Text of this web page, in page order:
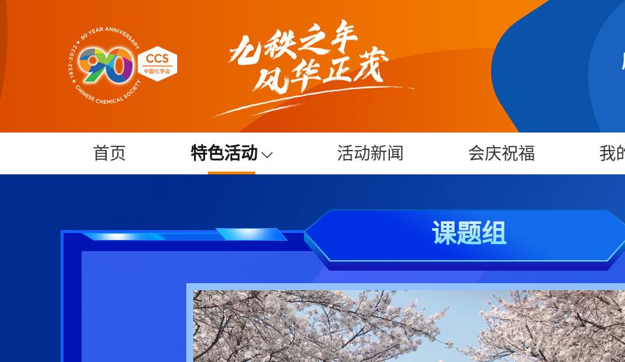
首页 特色活动 活动新闻 会庆祝福 我
课题组